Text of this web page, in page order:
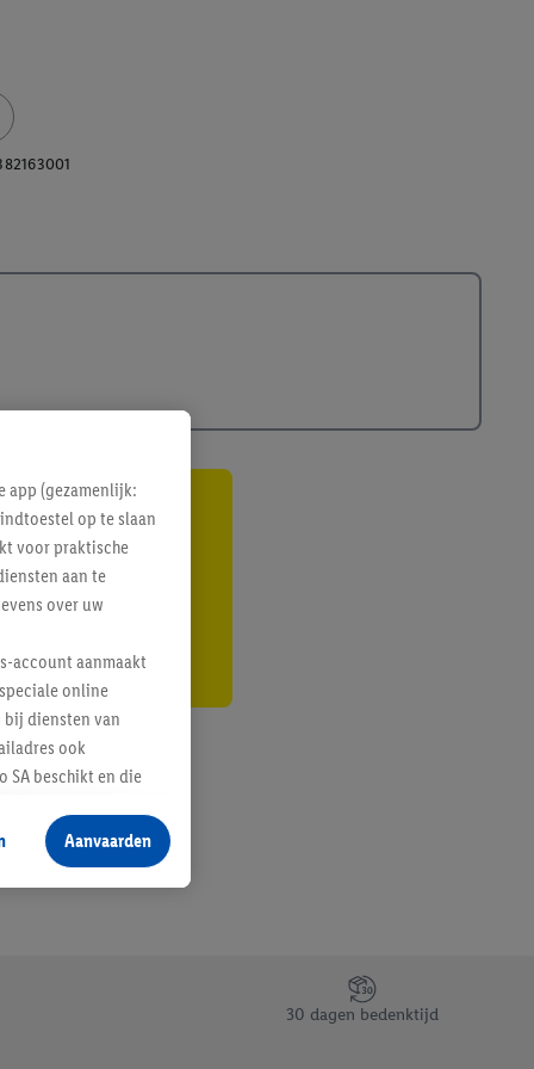
30 dagen bedenktijd
app (gezamenlijk:
op te slaan
voor praktische
aan te
over uw
account aanmaakt
online
diensten van
ook
SA beschikt en die
producten waarin
voegen, maar het
als er met behulp
Door op
informatie,
Aanvaarden